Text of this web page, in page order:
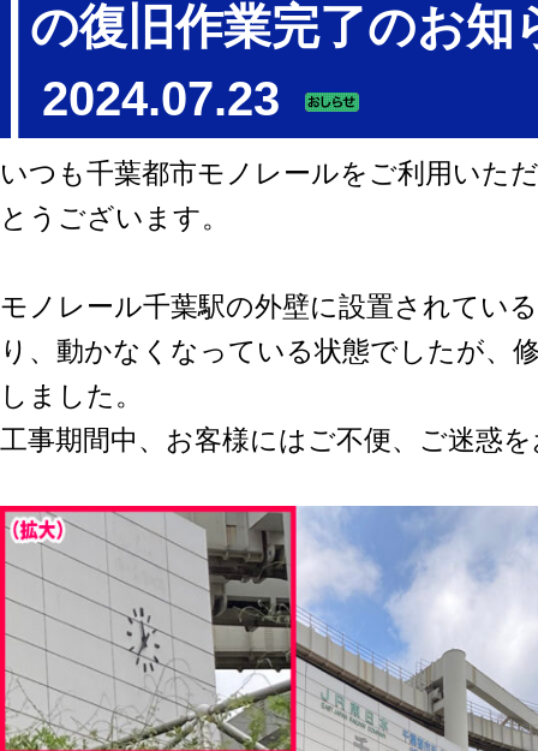
の復旧作業完了のお知
2024.07.23
いつも千葉都市モノレールをご利用いた
とうございます。
モノレール千葉駅の外壁に設置されてい
り、動かなくなっている状態でしたが、
しました。
工事期間中、お客様にはご不便、ご迷惑